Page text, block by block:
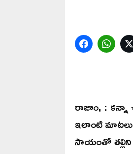
Facebook
రాజాం, : కన్నా
ఇలాంటి మాటలు
సాయంతో